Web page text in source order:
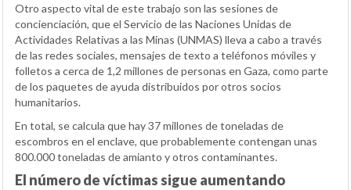
Otro aspecto vital de este trabajo son las sesiones de
concienciación, que el Servicio de las Naciones Unidas de
Actividades Relativas a las Minas (UNMAS) lleva a cabo a través
de las redes sociales, mensajes de texto a teléfonos móviles y
folletos a cerca de 1,2 millones de personas en Gaza, como parte
de los paquetes de ayuda distribuidos por otros socios
humanitarios.
En total, se calcula que hay 37 millones de toneladas de
escombros en el enclave, que probablemente contengan unas
800.000 toneladas de amianto y otros contaminantes.
El número de víctimas sigue aumentando